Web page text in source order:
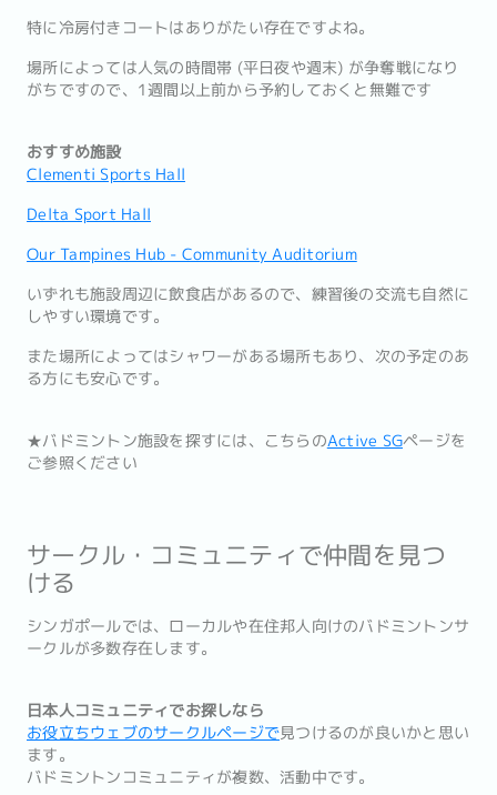
特に冷房付きコートはありがたい存在ですよね。
場所によっては人気の時間帯 (平日夜や週末) が争奪戦になり
がちですので、1週間以上前から予約しておくと無難です
おすすめ施設
Clementi Sports Hall
Delta Sport Hall
Our Tampines Hub - Community Auditorium
いずれも施設周辺に飲食店があるので、練習後の交流も自然に
しやすい環境です。
また場所によってはシャワーがある場所もあり、次の予定のあ
る方にも安心です。
★バドミントン施設を探すには、こちらのActive SGページを
ご参照ください
サークル・コミュニティで仲間を見つ
ける
シンガポールでは、ローカルや在住邦人向けのバドミントンサ
ークルが多数存在します。
日本人コミュニティでお探しなら
お役立ちウェブのサークルページで見つけるのが良いかと思い
ます。
バドミントンコミュニティが複数、活動中です。